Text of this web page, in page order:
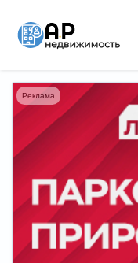
Главная
Все новостройки 3300
Новостройки на карте
Блог
Черный список ЖК
Рекламодателям
Реклама